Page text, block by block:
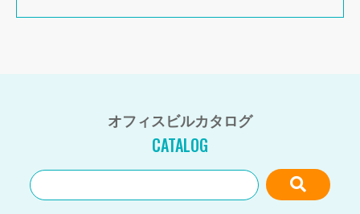
オフィスビルカタログ
CATALOG